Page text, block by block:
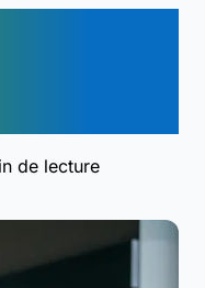
de lecture